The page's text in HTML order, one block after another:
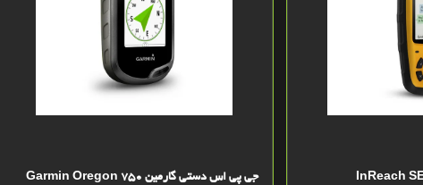
جی پی اس دستی گارمین Garmin Oregon 750